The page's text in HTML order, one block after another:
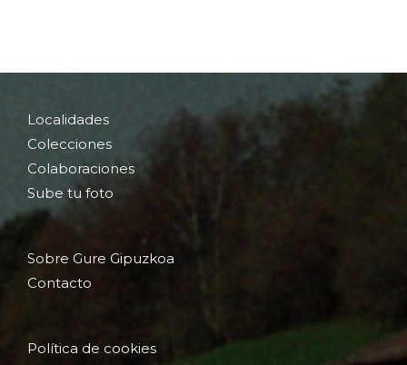
Localidades
Colecciones
Colaboraciones
Sube tu foto
Sobre Gure Gipuzkoa
Contacto
Política de cookies